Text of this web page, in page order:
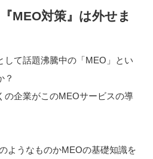
MEO対策』は外せま
して話題沸騰中の「MEO」とい
？
の企業がこのMEOサービスの導
ようなものかMEOの基礎知識を